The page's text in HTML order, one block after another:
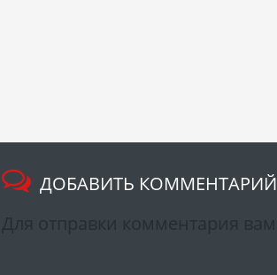
ДОБАВИТЬ КОММЕНТАРИЙ